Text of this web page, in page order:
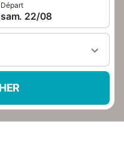
Départ
sam. 22/08